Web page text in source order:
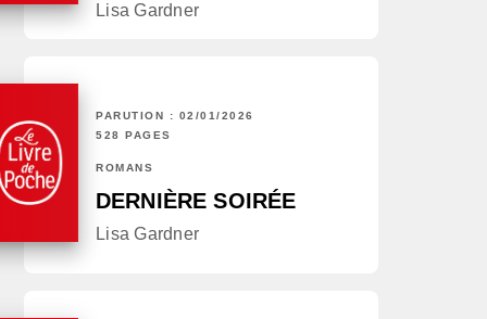
Lisa Gardner
PARUTION : 02/01/2026
528 PAGES
ROMANS
DERNIÈRE SOIRÉE
Lisa Gardner